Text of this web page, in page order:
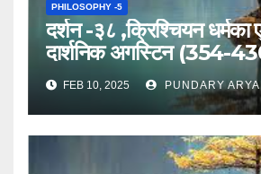
PHILOSOPHY -5
दर्शन -३८ ,क्रिश्चियन धर्मका
दार्शनिक अगस्टिन (354-
FEB 10, 2025 PUNDARY